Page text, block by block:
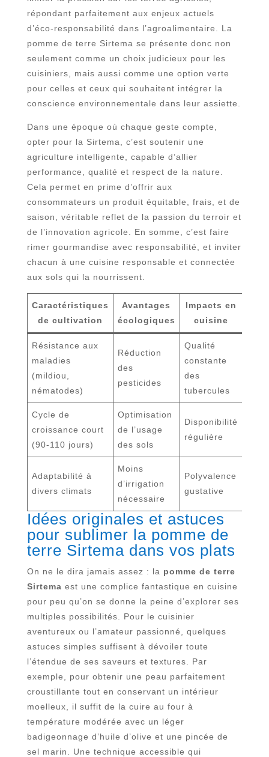
répondant parfaitement aux enjeux actuels
d’éco-responsabilité dans l’agroalimentaire. La
pomme de terre Sirtema se présente donc non
seulement comme un choix judicieux pour les
cuisiniers, mais aussi comme une option verte
pour celles et ceux qui souhaitent intégrer la
conscience environnementale dans leur assiette.
Dans une époque où chaque geste compte,
opter pour la Sirtema, c’est soutenir une
agriculture intelligente, capable d’allier
performance, qualité et respect de la nature.
Cela permet en prime d’offrir aux
consommateurs un produit équitable, frais, et de
saison, véritable reflet de la passion du terroir et
de l’innovation agricole. En somme, c’est faire
rimer gourmandise avec responsabilité, et inviter
chacun à une cuisine responsable et connectée
aux sols qui la nourrissent.
Caractéristiques
de cultivation
Avantages
écologiques
Impacts en
cuisine
Résistance aux
maladies
(mildiou,
nématodes)
Réduction
des
pesticides
Qualité
constante
des
tubercules
Cycle de
croissance court
(90-110 jours)
Optimisation
de l’usage
des sols
Disponibilité
régulière
Adaptabilité à
divers climats
Moins
d’irrigation
nécessaire
Polyvalence
gustative
Idées originales et astuces
pour sublimer la pomme de
terre Sirtema dans vos plats
On ne le dira jamais assez : la pomme de terre
Sirtema est une complice fantastique en cuisine
pour peu qu’on se donne la peine d’explorer ses
multiples possibilités. Pour le cuisinier
aventureux ou l’amateur passionné, quelques
astuces simples suffisent à dévoiler toute
l’étendue de ses saveurs et textures. Par
exemple, pour obtenir une peau parfaitement
croustillante tout en conservant un intérieur
moelleux, il suffit de la cuire au four à
température modérée avec un léger
badigeonnage d’huile d’olive et une pincée de
sel marin. Une technique accessible qui